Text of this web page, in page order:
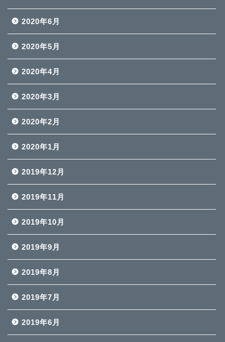
2020年6月
2020年5月
2020年4月
2020年3月
2020年2月
2020年1月
2019年12月
2019年11月
2019年10月
2019年9月
2019年8月
2019年7月
2019年6月